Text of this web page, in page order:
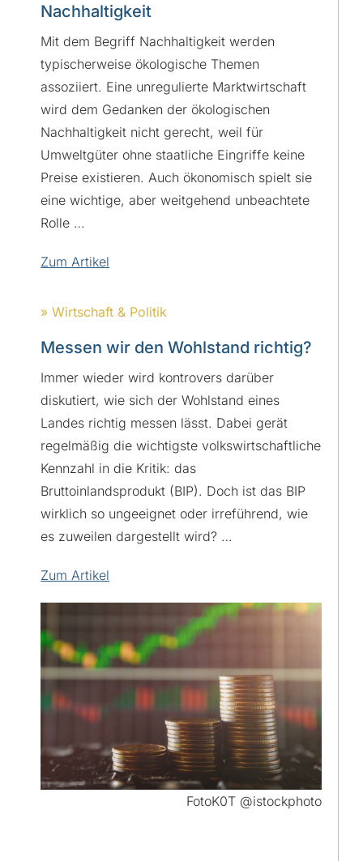
Nachhaltigkeit
Mit dem Begriff Nachhaltigkeit werden
typischerweise ökologische Themen
assoziiert. Eine unregulierte Marktwirtschaft
wird dem Gedanken der ökologischen
Nachhaltigkeit nicht gerecht, weil für
Umweltgüter ohne staatliche Eingriffe keine
Preise existieren. Auch ökonomisch spielt sie
eine wichtige, aber weitgehend unbeachtete
Rolle …
Zum Artikel
FotoK0T @istockphoto
» Wirtschaft & Politik
Messen wir den Wohlstand richtig?
Immer wieder wird kontrovers darüber
diskutiert, wie sich der Wohlstand eines
Landes richtig messen lässt. Dabei gerät
regelmäßig die wichtigste volkswirtschaftliche
Kennzahl in die Kritik: das
Bruttoinlandsprodukt (BIP). Doch ist das BIP
wirklich so ungeeignet oder irreführend, wie
es zuweilen dargestellt wird? …
Zum Artikel